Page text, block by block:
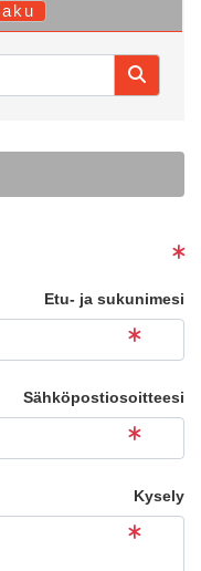
Etu- ja sukunimesi
Sähköpostiosoitteesi
Kysely